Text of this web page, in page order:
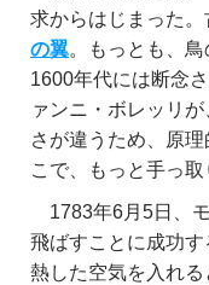
求からはじまった
の翼。もっとも、鳥
1600年代には断念
ァンニ・ボレッリ
さが違うため、原
こで、もっと手っ取
1783年6月5日、
飛ばすことに成功す
熱した空気を入れる